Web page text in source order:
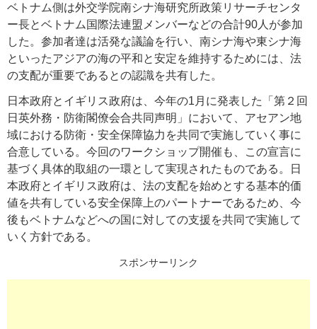
ベトナム側は外交学院南シナ海研究所政策リサーチセンタ
ー長とベトナム国際法連盟メンバーなどの合計90人が参加
した。参加者達は活発な議論を行い、南シナ海や東シナ海
といったアジアの海の平和と安定を維持するためには、法
の支配が重要であるとの認識を共有した。
日本政府とイギリス政府は、今年の1月に発表した「第２回
日英外務・防衛閣僚会合共同声明」において、アセアン地
域における防衛・安全保障協力を共同で実施していく事に
合意している。今回のワークショップ開催も、この宣言に
基づく具体的取組の一環として実現されたものである。日
本政府とイギリス政府は、法の支配を始めとする基本的価
値を共有している安全保障上のパートナーであるため、今
後もベトナムなどへの国に対しての支援を共同で実施して
いく方針である。
スポンサーリンク